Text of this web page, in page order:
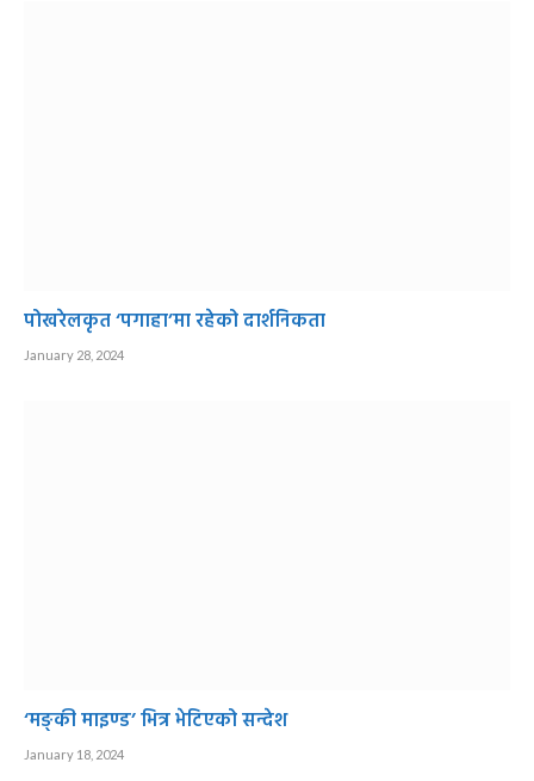
पोखरेलकृत ‘पगाहा’मा रहेको दार्शनिकता
January 28, 2024
‘मङ्की माइण्ड’ भित्र भेटिएको सन्देश
January 18, 2024